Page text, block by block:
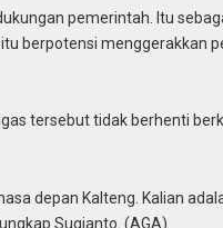
pemerintah. Itu
berpotensi menggerakkan
tersebut tidak berhenti
depan Kalteng. Kalian
Sugianto. (AGA)